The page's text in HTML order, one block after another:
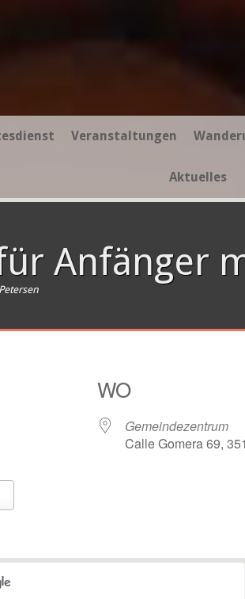
Veranstaltungen
Aktuelles
Anfänger
WO
Gemeindezentrum
Calle Gomera 69,